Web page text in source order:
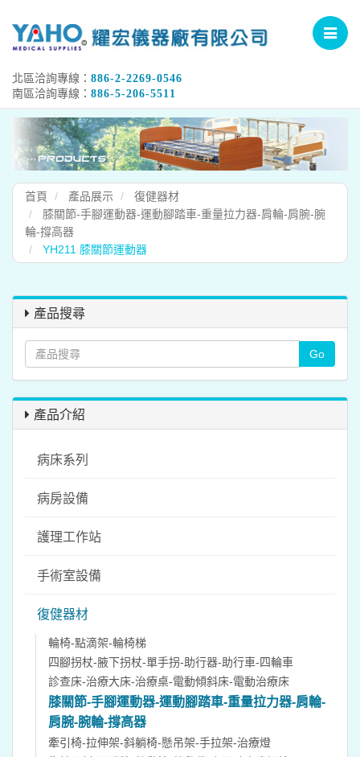
Toggle
北區洽詢專線： 886-2-2269-0546
南區洽詢專線： 886-5-206-5511
首頁 產品展示
復健器材
膝關節-手腳運動器-運動腳踏車-重量拉力器-肩輪-肩腕-腕
輪-撐高器
YH211 膝關節運動器
產品搜尋
產品介紹
病床系列
病房設備
護理工作站
手術室設備
復健器材
輪椅-點滴架-輪椅梯
四腳拐杖-腋下拐杖-單手拐-助行器-助行車-四輪車
診查床-治療大床-治療桌-電動傾斜床-電動治療床
膝關節-手腳運動器-運動腳踏車-重量拉力器-肩輪-
肩腕-腕輪-撐高器
牽引椅-拉伸架-斜躺椅-懸吊架-手拉架-治療燈